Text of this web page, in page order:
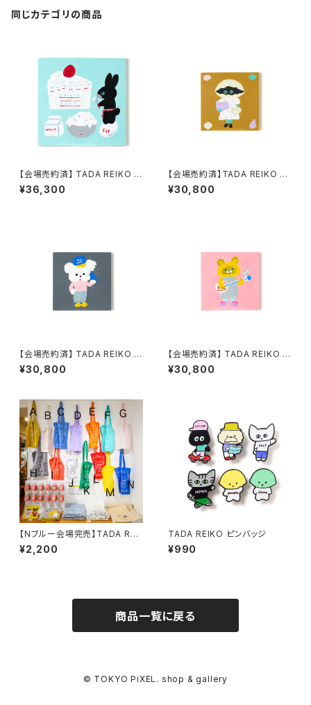
同じカテゴリの商品
【会場売約済】 TADA REIKO 原
画１０ 「ピースオブケイク」
¥36,300
【会場売約済】TADA REIKO 原
画１７ 「NICENICE C HISTOR
Y！クラムちゃん」
¥30,800
【会場売約済】 TADA REIKO 原
画２０ 「NICENICE F NO WA
Rにきまっちょる 」
¥30,800
【会場売約済】 TADA REIKO 原
画２１ 「NICENICE G シングア
ロングごいっしょに」
¥30,800
【Nブルー会場完売】TADA REI
KO ゴールデンバターブックスト
ートバッグN
¥2,200
TADA REIKO ピンバッジ
¥990
商品一覧に戻る
© TOKYO PiXEL. shop & gallery